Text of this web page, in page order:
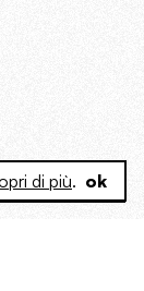
di più. ok